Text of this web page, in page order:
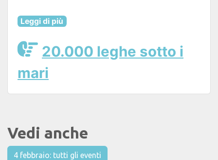
Leggi di più
20.000 leghe sotto i
mari
Vedi anche
4 febbraio: tutti gli eventi